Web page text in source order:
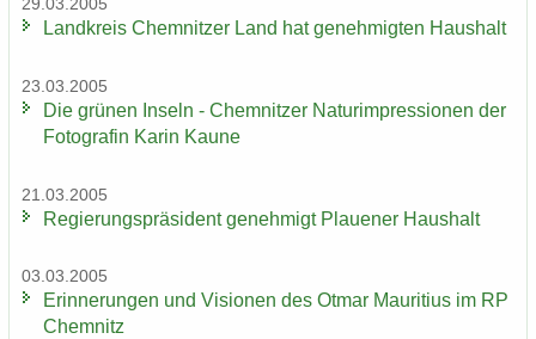
29.03.2005
Land­kreis Chem­nit­zer Land hat ge­neh­mig­ten Haus­halt
23.03.2005
Die grü­nen In­seln - Chem­nit­zer Na­turim­pres­sio­nen der
Fo­to­gra­fin Karin Kaune
21.03.2005
Re­gie­rungs­prä­si­dent ge­neh­migt Plaue­ner Haus­halt
03.03.2005
Er­in­ne­run­gen und Vi­sio­nen des Otmar Mau­ri­ti­us im RP
Chem­nitz